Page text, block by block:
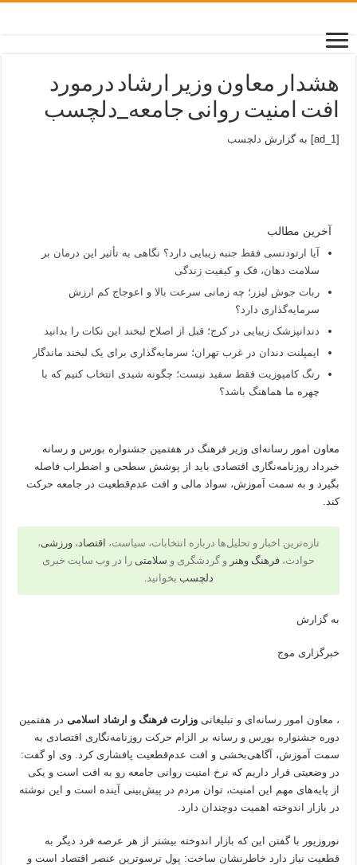
هشدار معاون وزیر ارشاد درمورد
افت امنیت روانی جامعه_دلچسب
[ad_1] به گزارش دلچسب
آخرین مطالب
آیا ارتودنسی فقط جنبه زیبایی دارد؟ نگاهی به تأثیر این درمان بر
سلامت دهان، فک و کیفیت زندگی
ربات جوش لیزر؛ چه زمانی سرعت بالا و اعوجاج کم ارزش
سرمایه‌گذاری دارد؟
دندانپزشک زیبایی در کرج؛ قبل از اصلاح لبخند این نکات را بدانید
ایمپلنت دندان در غرب تهران؛ سرمایه‌گذاری برای یک لبخند ماندگار
رنگ کامپوزیت فقط سفید نیست؛ چگونه شیدی انتخاب کنیم که با
چهره ما هماهنگ باشد؟
معاون امور رسانه‌ای وزیر فرهنگ در هفتمین جشنواره بورس و رسانه
خبرداد روزنامه‌نگاری اقتصادی باید از پوشش سطحی و اضطراب فاصله
بگیرد و به سمت آموزش، سواد مالی و افت عدم‌قطعیت در جامعه حرکت
کند.
تازه‌ترین اخبار و تحلیل‌ها درباره انتخابات، سیاست، اقتصاد، ورزشی،
حوادث، فرهنگ وهنر و گردشگری و سلامتی را در وب سایت خبری
دلچسب بخوانید.
به گزارش
خبرگزاری موج
، معاون امور رسانه‌ای و تبلیغاتیوزارت فرهنگ و ارشاد اسلامی در هفتمین
دوره جشنواره بورس و رسانه بر الزام حرکت روزنامه‌نگاری اقتصادی به
سمت آموزش، آگاهی‌بخشی و افت عدم‌قطعیت پافشاری کرد. وی او گفت:
در وضعیتی قرار داریم که نرخ امنیت روانی جامعه رو به افت است و یکی
از پایه‌های مهم این امنیت، توان مردم در پیش‌بینی آینده است و این نوشته
در بازار اندوخته اهمیت دوچندان دارد.
نوروزپور با گفتن این که بازار اندوخته بیشتر از هر عرصه فرد دیگر به
قطعیت نیاز دارد خاطرنشان ساخت: پول ترسوترین عنصر اقتصاد است و